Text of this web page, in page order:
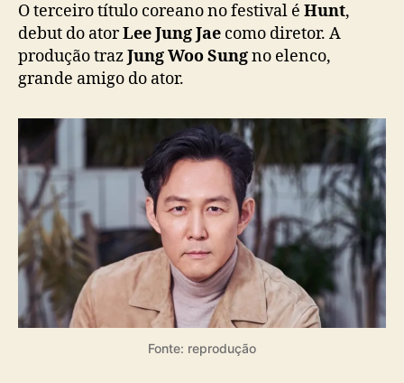
O terceiro título coreano no festival é Hunt,
debut do atorLee Jung Jae como diretor. A
produção trazJung Woo Sungno elenco,
grande amigo do ator.
Fonte: reprodução